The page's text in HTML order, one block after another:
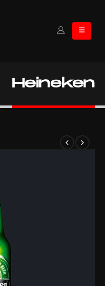
Heineken